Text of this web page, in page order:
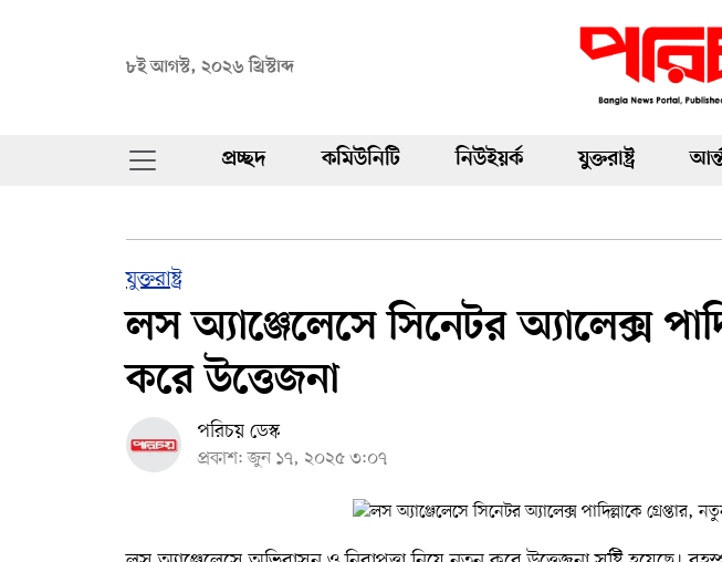
৮ই আগস্ট, ২০২৬ খ্রিস্টাব্দ
প্রচ্ছদ কমিউনিটি নিউইয়র্ক যুক্তরাষ্ট্র
যুক্তরাষ্ট্র
লস অ্যাঞ্জেলেসে সিনেটর অ্যালেক্স
করে উত্তেজনা
পরিচয় ডেস্ক
প্রকাশ: জুন ১৭, ২০২৫ ৩:০৭